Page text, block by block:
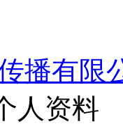
播有限
人资料